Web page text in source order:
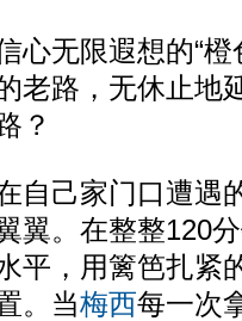
无限遐想的“橙
老路，无休止地
？
己家门口遭遇
翼。在整整120
平，用篱笆扎紧
。当梅西每一次